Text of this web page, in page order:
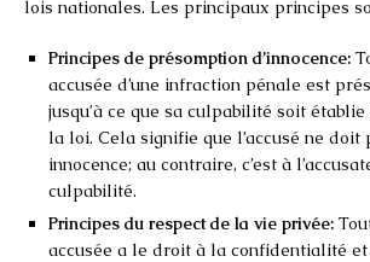
lois nationales. Les principaux principes
Principes de présomption d’innocence:
accusée d’une infraction pénale est
jusqu’à ce que sa culpabilité soit
la loi. Cela signifie que l’accusé ne doit
innocence; au contraire, c’est à
culpabilité.
Principes du respect de la vie privée:
accusée a le droit à la confidentialité